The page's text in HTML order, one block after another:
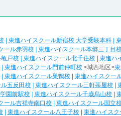
東進ハイスクール新宿校 大学受験本科
ール赤羽校 東進ハイスクール本郷三丁目
戸校 東進ハイスクール北千住校 東進ハ
東進ハイスクール門前仲町校 <城西地区>
東進ハイスクール巣鴨校 東進ハイスクー
五反田校 東進ハイスクール三軒茶屋校
園前駅校 東進ハイスクール千歳烏山校
ール吉祥寺南口校 東進ハイスクール国立
東進ハイスクール八王子校 東進ハイス